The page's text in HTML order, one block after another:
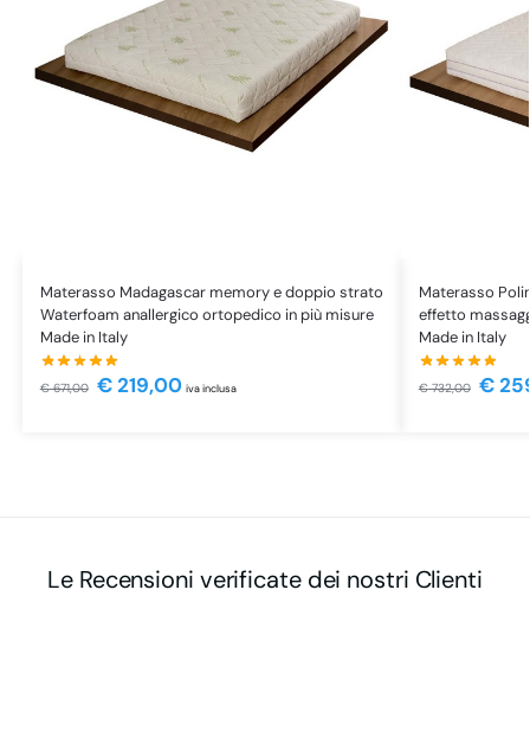
Materasso Madagascar memory e doppio strato
Waterfoam anallergico ortopedico in più misure
Made in Italy
€671,00 €219,00 iva inclusa
Materasso
effetto
Made in Italy
€732,00 €
Le Recensioni verificate dei nostri Clienti